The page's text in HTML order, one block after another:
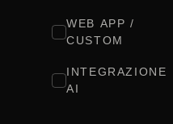
WEB APP /
CUSTOM
INTEGRAZIONE
AI